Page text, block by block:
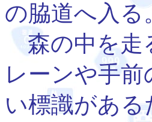
の脇道へ入る
森の中を走
レーンや手
い標識があ